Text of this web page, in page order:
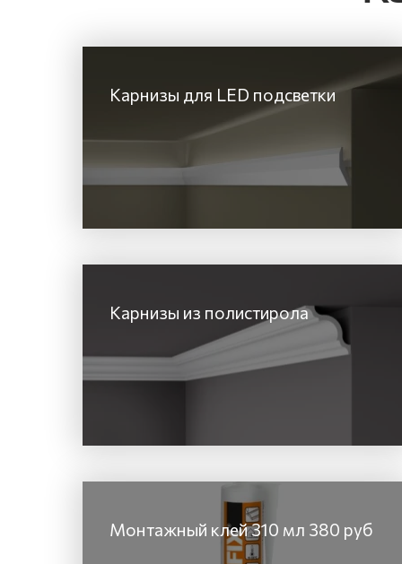
Карнизы для LED подсветки
Карнизы из полистирола
Монтажный клей 310 мл 380 руб